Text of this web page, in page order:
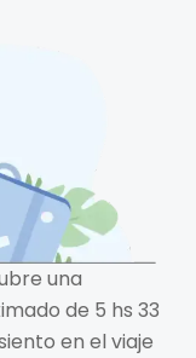
una
de 5 hs 33
en el viaje